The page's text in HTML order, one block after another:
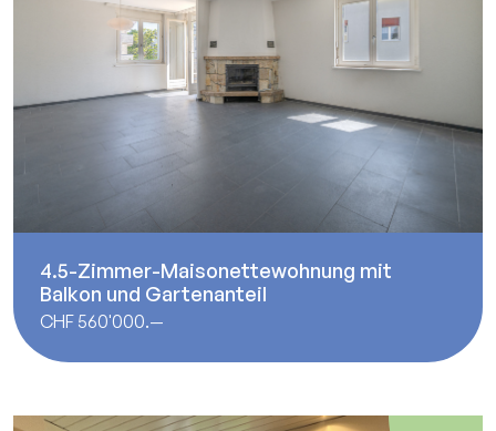
4.5-Zimmer-Maisonettewohnung mit
Balkon und Gartenanteil
CHF 560'000.—